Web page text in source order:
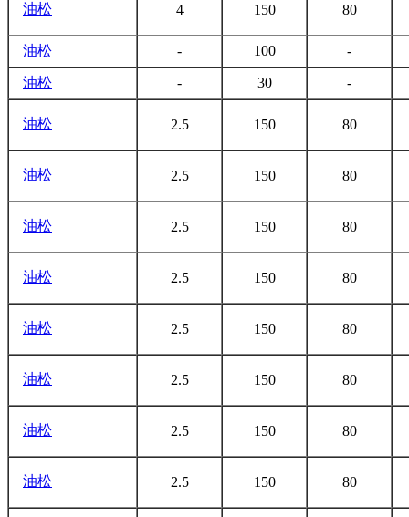
油松 4 150 80
油松 - 100 -
油松 - 30 -
油松 2.5 150 80
油松 2.5 150 80
油松 2.5 150 80
油松 2.5 150 80
油松 2.5 150 80
油松 2.5 150 80
油松 2.5 150 80
油松 2.5 150 80